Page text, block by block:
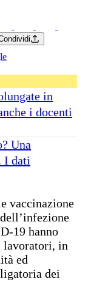
in
i docenti
Una
I dati
vaccinazione
19 hanno
lavoratori, in
ed
dei